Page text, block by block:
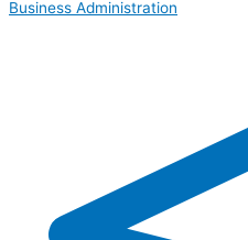
Business Administration